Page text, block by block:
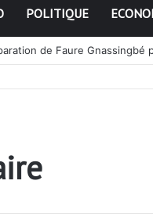
POLITIQUE
de Faure Gnassingbé